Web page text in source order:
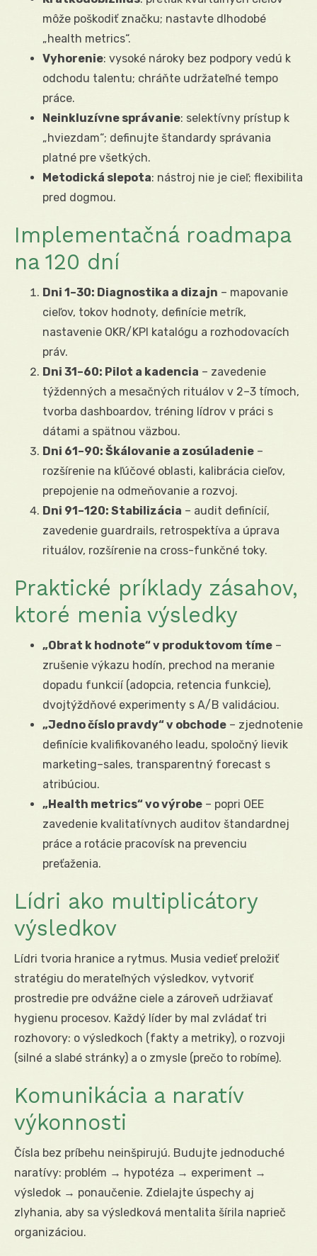
môže poškodiť značku; nastavte dlhodobé
„health metrics“.
Vyhorenie: vysoké nároky bez podpory vedú k
odchodu talentu; chráňte udržateľné tempo
práce.
Neinkluzívne správanie: selektívny prístup k
„hviezdam“; definujte štandardy správania
platné pre všetkých.
Metodická slepota: nástroj nie je cieľ; flexibilita
pred dogmou.
Implementačná roadmapa
na 120 dní
Dni 1–30: Diagnostika a dizajn – mapovanie
cieľov, tokov hodnoty, definície metrík,
nastavenie OKR/KPI katalógu a rozhodovacích
práv.
Dni 31–60: Pilot a kadencia – zavedenie
týždenných a mesačných rituálov v 2–3 tímoch,
tvorba dashboardov, tréning lídrov v práci s
dátami a spätnou väzbou.
Dni 61–90: Škálovanie a zosúladenie –
rozšírenie na kľúčové oblasti, kalibrácia cieľov,
prepojenie na odmeňovanie a rozvoj.
Dni 91–120: Stabilizácia – audit definícií,
zavedenie guardrails, retrospektíva a úprava
rituálov, rozšírenie na cross-funkčné toky.
Praktické príklady zásahov,
ktoré menia výsledky
„Obrat k hodnote“ v produktovom tíme –
zrušenie výkazu hodín, prechod na meranie
dopadu funkcií (adopcia, retencia funkcie),
dvojtýždňové experimenty s A/B validáciou.
„Jedno číslo pravdy“ v obchode – zjednotenie
definície kvalifikovaného leadu, spoločný lievik
marketing–sales, transparentný forecast s
atribúciou.
„Health metrics“ vo výrobe – popri OEE
zavedenie kvalitatívnych auditov štandardnej
práce a rotácie pracovísk na prevenciu
preťaženia.
Lídri ako multiplicátory
výsledkov
Lídri tvoria hranice a rytmus. Musia vedieť preložiť
stratégiu do merateľných výsledkov, vytvoriť
prostredie pre odvážne ciele a zároveň udržiavať
hygienu procesov. Každý líder by mal zvládať tri
rozhovory: o výsledkoch (fakty a metriky), o rozvoji
(silné a slabé stránky) a o zmysle (prečo to robíme).
Komunikácia a naratív
výkonnosti
Čísla bez príbehu neinšpirujú. Budujte jednoduché
naratívy: problém → hypotéza → experiment →
výsledok → ponaučenie. Zdielajte úspechy aj
zlyhania, aby sa výsledková mentalita šírila naprieč
organizáciou.